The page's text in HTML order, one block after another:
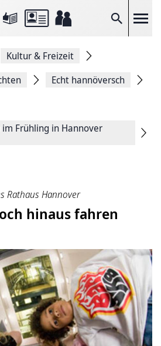
Suche
Kultur & Freizeit
Echt hannöversch
Frühling in Hannover
Rathaus Hannover
hinaus fahren